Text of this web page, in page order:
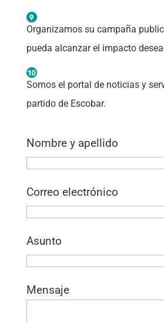
Organizamos su campaña
pueda alcanzar el impacto
Somos el portal de noticias y
partido de Escobar.
Nombre y apellido
Correo electrónico
Asunto
Mensaje